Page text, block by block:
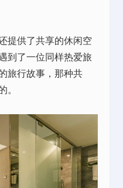
供了共享的休闲空
到了一位同样热爱旅
旅行故事，那种共